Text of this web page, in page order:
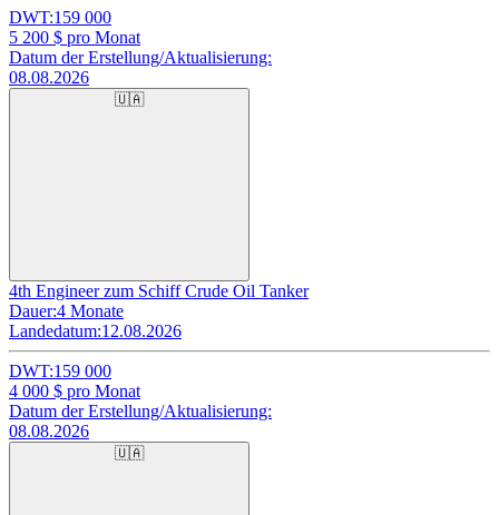
DWT:159 000
5 200 $ pro Monat
Datum der Erstellung/Aktualisierung:
08.08.2026
🇺🇦
4th Engineer zum Schiff Crude Oil Tanker
Dauer:4 Monate
Landedatum:12.08.2026
DWT:159 000
4 000 $ pro Monat
Datum der Erstellung/Aktualisierung:
08.08.2026
🇺🇦